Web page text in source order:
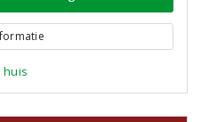
huis